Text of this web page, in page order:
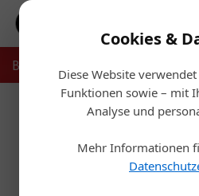
Cookies &
Diese Website
Funktionen sowie – mit
Analyse und
Mehr Informationen
Bauträger